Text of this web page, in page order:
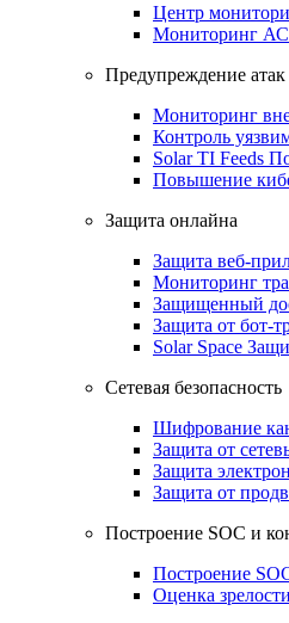
Центр
Мониторинг
Предупреждение атак
Мониторинг
Контроль
Solar TI Feeds
Повышение
Защита онлайна
Защита веб-
Мониторинг
Защищенный
Защита от
Solar Space
Сетевая безопасность
Шифрование
Защита от
Защита
Защита от
Построение SOC и
Построение
Оценка